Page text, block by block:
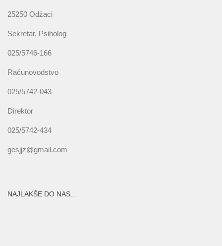
25250 Odžaci
Sekretar, Psiholog
025/5746-166
Računovodstvo
025/5742-043
Direktor
025/5742-434
gesjjz@gmail.com
NAJLAKŠE DO NAS…